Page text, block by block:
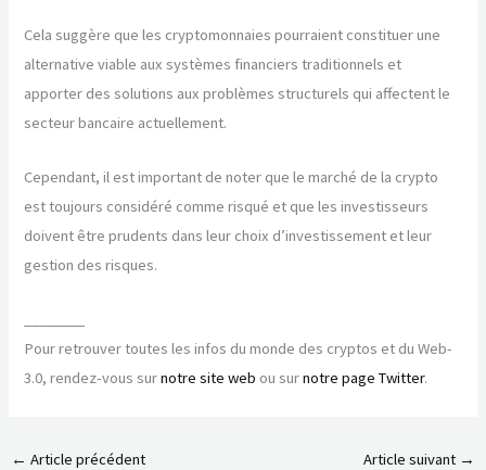
Cela suggère que les cryptomonnaies pourraient constituer une
alternative viable aux systèmes financiers traditionnels et
apporter des solutions aux problèmes structurels qui affectent le
secteur bancaire actuellement.
Cependant, il est important de noter que le marché de la crypto
est toujours considéré comme risqué et que les investisseurs
doivent être prudents dans leur choix d’investissement et leur
gestion des risques.
Pour retrouver toutes les infos du monde des cryptos et du Web-
3.0, rendez-vous surnotre site web ou surnotre page Twitter.
← Article précédent Article suivant →